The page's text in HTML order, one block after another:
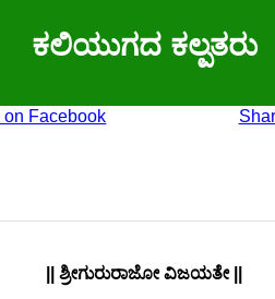
ಕಲಿಯುಗದ ಕಲ್ಪತರು
on Facebook
|| ಶ್ರೀಗುರುರಾಜೋ ವಿಜಯತೇ ||